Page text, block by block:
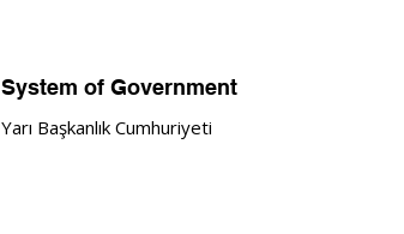
System of Government
Yarı Başkanlık Cumhuriyeti